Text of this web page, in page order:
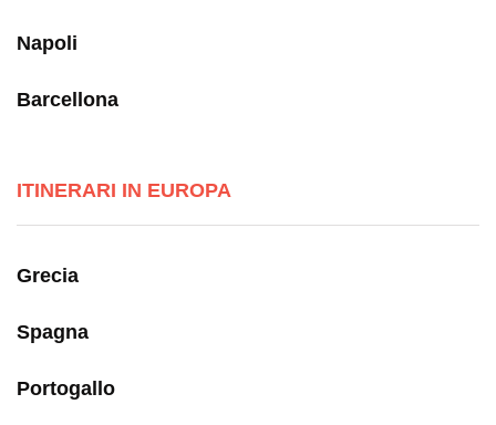
Napoli
Barcellona
ITINERARI IN EUROPA
Grecia
Spagna
Portogallo